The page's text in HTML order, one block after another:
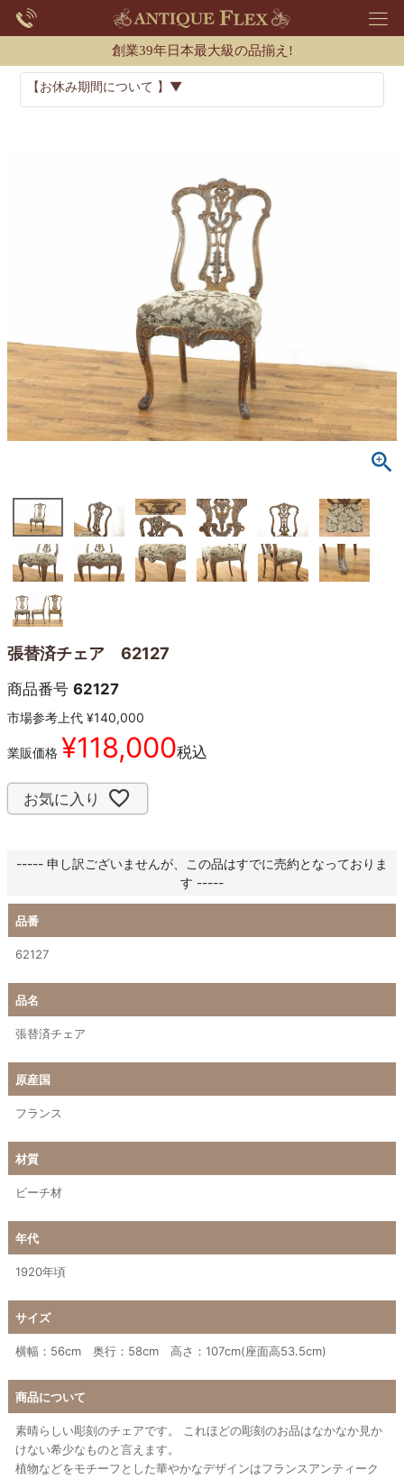
創業39年日本最大級の品揃え!
【お休み期間について 】▼
張替済チェア 62127
商品番号 62127
市場参考上代 ¥140,000
業販価格 ¥118,000税込
お気に入り
----- 申し訳ございませんが、この品はすでに売約となっておりま
す -----
品番
62127
品名
張替済チェア
原産国
フランス
材質
ビーチ材
年代
1920年頃
サイズ
横幅：56cm 奥行：58cm 高さ：107cm(座面高53.5cm)
商品について
素晴らしい彫刻のチェアです。 これほどの彫刻のお品はなかなか見か
けない希少なものと言えます。
植物などをモチーフとした華やかなデザインはフランスアンティーク